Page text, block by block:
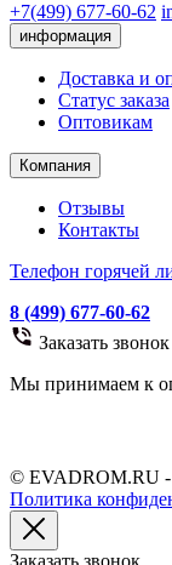
+7(499) 677-60-62
информация
Доставка и
Статус заказа
Оптовикам
Компания
Отзывы
Контакты
Телефон горячей
8 (499) 677-60-62
Заказать звонок
Мы принимаем к
© EVADROM.RU
Политика